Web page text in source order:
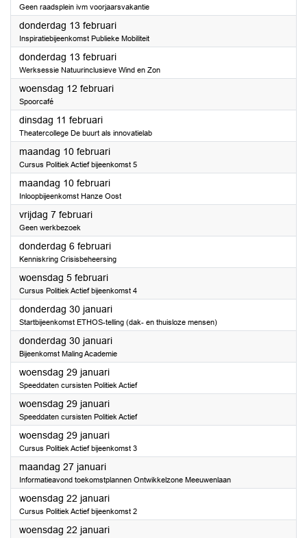
Geen raadsplein ivm voorjaarsvakantie
donderdag 13 februari2025
Inspiratiebijeenkomst Publieke Mobiliteit
donderdag 13 februari2025
Werksessie Natuurinclusieve Wind en Zon
woensdag 12 februari2025
Spoorcafé
dinsdag 11 februari2025
Theatercollege De buurt als innovatielab
maandag 10 februari2025
Cursus Politiek Actief bijeenkomst 5
maandag 10 februari2025
Inloopbijeenkomst Hanze Oost
vrijdag 7 februari2025
Geen werkbezoek
donderdag 6 februari2025
Kenniskring Crisisbeheersing
woensdag 5 februari2025
Cursus Politiek Actief bijeenkomst 4
donderdag 30 januari2025
Startbijeenkomst ETHOS-telling (dak- en thuisloze mensen)
donderdag 30 januari2025
Bijeenkomst Maling Academie
woensdag 29 januari2025
Speeddaten cursisten Politiek Actief
woensdag 29 januari2025
Speeddaten cursisten Politiek Actief
woensdag 29 januari2025
Cursus Politiek Actief bijeenkomst 3
maandag 27 januari2025
Informatieavond toekomstplannen Ontwikkelzone Meeuwenlaan
woensdag 22 januari2025
Cursus Politiek Actief bijeenkomst 2
woensdag 22 januari2025